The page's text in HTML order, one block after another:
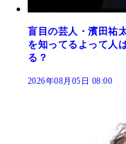
盲目の芸人・濱田祐
を知ってるよって人
る？
2026年08月05日 08:00